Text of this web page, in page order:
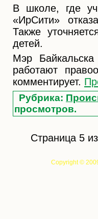
В школе, где
«ИрСити»
Также
детей.
Мэр
работают
комментирует.
Рубрика:
просмотров.
Страница 5
Copyright ©